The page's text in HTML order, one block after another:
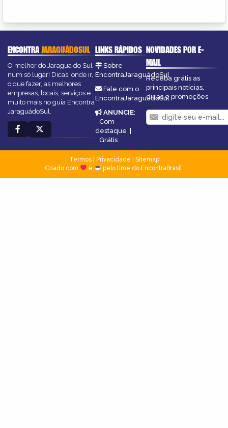
ENCONTRAJARAGUÁDOSUL
O melhor do Jaraguá do Sul
num só lugar! Dicas, onde ir,
o que fazer, as melhores
empresas, locais, serviços e
muito mais no guia Encontra
JaraguádoSul.
LINKS RÁPIDOS
Sobre
EncontraJaraguádoSul
Fale com o
EncontraJaraguádoSul
ANUNCIE:
Com
destaque
Grátis
NOVIDADES POR E-
MAIL
Receba grátis as
principais notícias,
dicas e promoções
Termos| Privacidade
Sitemap
Criado com
e pelo time do EncontraBrasil